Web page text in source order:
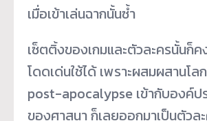
เมื่อเข้าเล่นฉากนั้นซ้ำ
เซ็ตติ้งของเกมและตัวละครนั้นก็
โดดเด่นใช้ได้ เพราะผสมผสานโ
post-apocalypse เข้ากับองค์ป
ของศาสนา ก็เลยออกมาเป็นตัวล